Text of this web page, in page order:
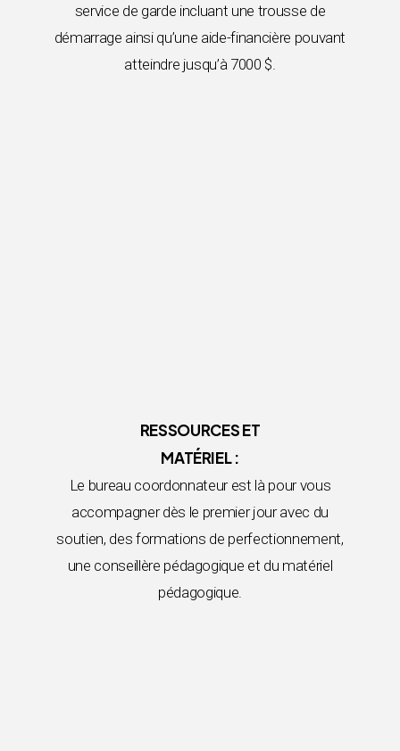
service de garde incluant une trousse de
démarrage ainsi qu’une aide-financière pouvant
atteindre jusqu’à 7000 $.
RESSOURCES ET
MATÉRIEL :
Le bureau coordonnateur est là pour vous
accompagner dès le premier jour avec du
soutien, des formations de perfectionnement,
une conseillère pédagogique et du matériel
pédagogique.